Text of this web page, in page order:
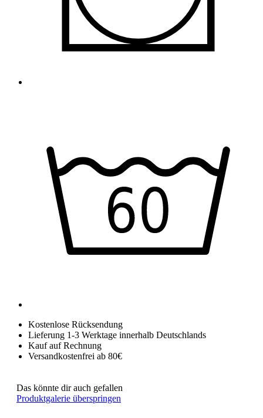
Kostenlose Rücksendung
Lieferung 1-3 Werktage innerhalb Deutschlands
Kauf auf Rechnung
Versandkostenfrei ab 80€
Das könnte dir auch gefallen
Produktgalerie überspringen